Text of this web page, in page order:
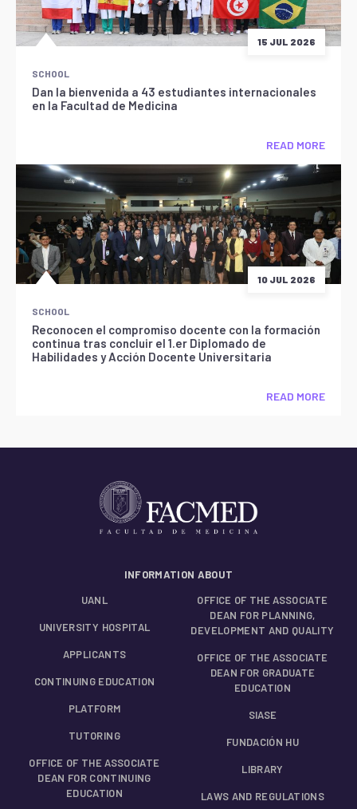
15 JUL 2026
SCHOOL
Dan la bienvenida a 43 estudiantes internacionales
en la Facultad de Medicina
READ MORE
10 JUL 2026
SCHOOL
Reconocen el compromiso docente con la formación
continua tras concluir el 1.er Diplomado de
Habilidades y Acción Docente Universitaria
READ MORE
INFORMATION ABOUT
UANL
UNIVERSITY HOSPITAL
APPLICANTS
CONTINUING EDUCATION
PLATFORM
TUTORING
OFFICE OF THE ASSOCIATE
DEAN FOR CONTINUING
EDUCATION
OFFICE OF THE ASSOCIATE
DEAN FOR PLANNING,
DEVELOPMENT AND QUALITY
OFFICE OF THE ASSOCIATE
DEAN FOR GRADUATE
EDUCATION
SIASE
FUNDACIÓN HU
LIBRARY
LAWS AND REGULATIONS